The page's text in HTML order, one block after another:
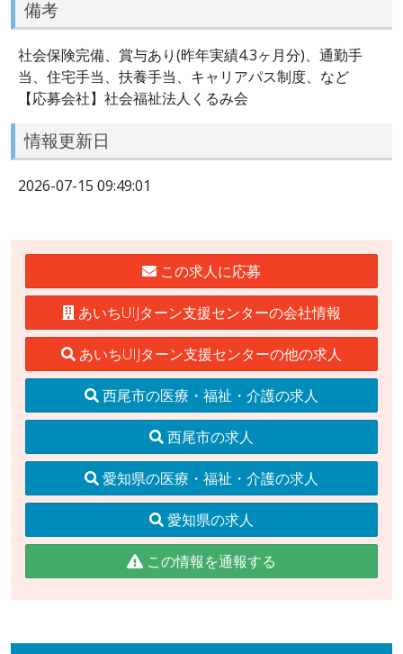
備考
社会保険完備、賞与あり(昨年実績4.3ヶ月分)、通勤手
当、住宅手当、扶養手当、キャリアパス制度、など
【応募会社】社会福祉法人くるみ会
情報更新日
2026-07-15 09:49:01
この求人に応募
あいちUIJターン支援センターの会社情報
あいちUIJターン支援センターの他の求人
西尾市の医療・福祉・介護の求人
西尾市の求人
愛知県の医療・福祉・介護の求人
愛知県の求人
この情報を通報する